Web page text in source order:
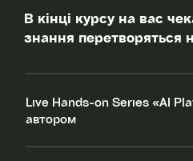
В кінці курсу на вас
знання перетворяться
Live Hands-on Series «AI
автором